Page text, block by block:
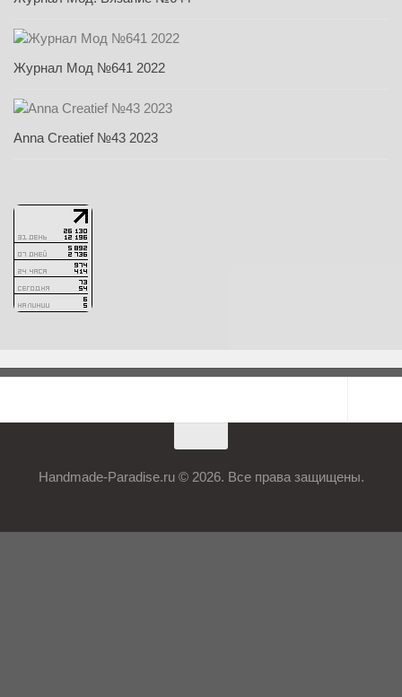
Журнал Мод №641 2022
Anna Creatief №43 2023
Handmade-Paradise.ru © 2026. Все права защищены.